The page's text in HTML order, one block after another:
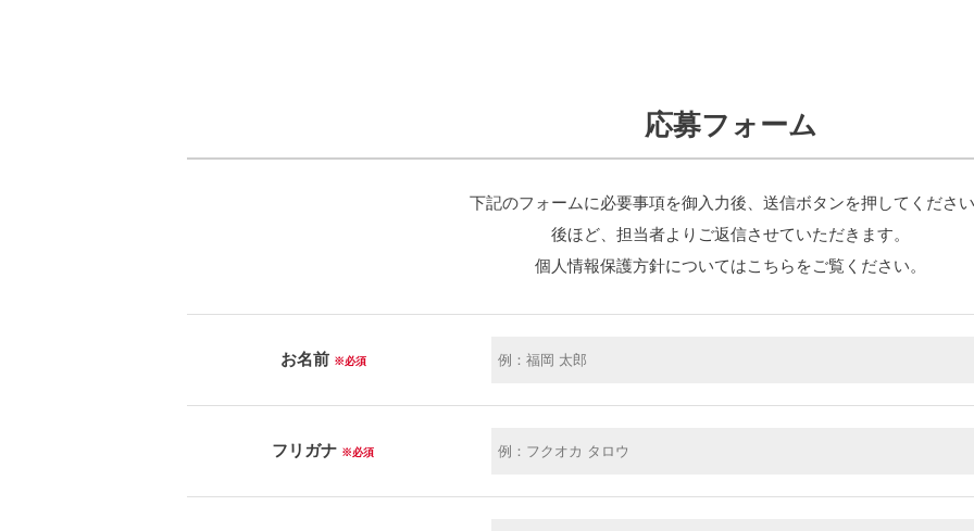
応募フォーム
下記のフォームに必要事項を御入力後、送信ボタンを押してくださ
後ほど、担当者よりご返信させていただきます。
個人情報保護方針についてはこちらをご覧ください。
お名前 ※必須
フリガナ ※必須